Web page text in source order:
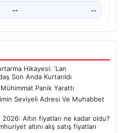
-- --
Hikayesi: ‘Lan
Son Anda Kurtarıldı
Panik Yarattı
Seviyeli Adresi Ve Muhabbet
2026: Altın fiyatları ne kadar oldu?
altını alış satış fiyatları